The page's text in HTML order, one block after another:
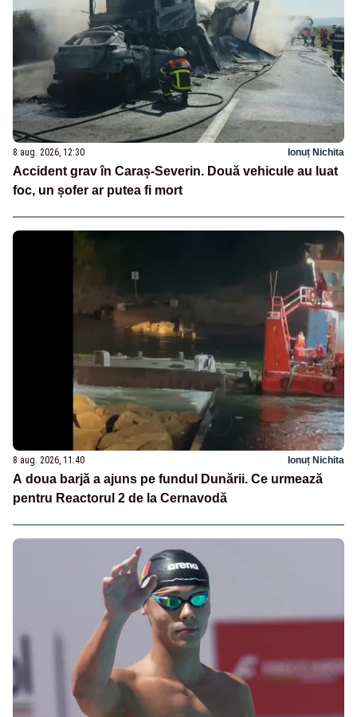
8 aug. 2026, 12:30 Ionuț Nichita
Accident grav în Caraș-Severin. Două vehicule au luat
foc, un șofer ar putea fi mort
8 aug. 2026, 11:40 Ionuț Nichita
A doua barjă a ajuns pe fundul Dunării. Ce urmează
pentru Reactorul 2 de la Cernavodă